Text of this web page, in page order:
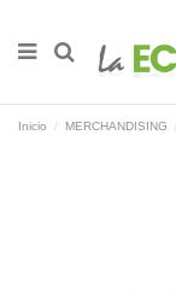
Inicio MERCHANDISING